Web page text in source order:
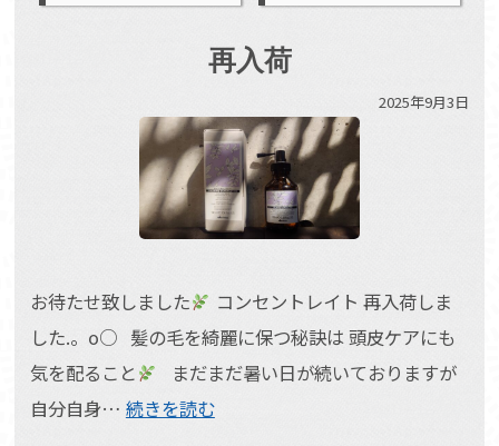
再入荷
2025年9月3日
お待たせ致しました
コンセントレイト 再入荷しま
した.。o○ 髪の毛を綺麗に保つ秘訣は 頭皮ケアにも
気を配ること
まだまだ暑い日が続いておりますが
自分自身… 続きを読む